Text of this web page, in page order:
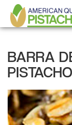
Pasar
contenido
BARRA